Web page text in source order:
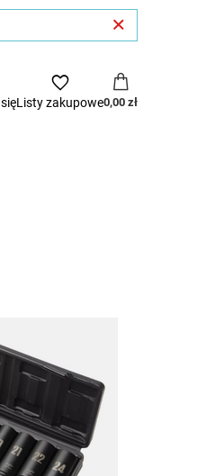
Listy zakupowe0,00 zł